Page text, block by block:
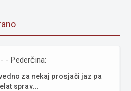
- Pederčina:
za nekaj prosjači jaz pa
sprav...